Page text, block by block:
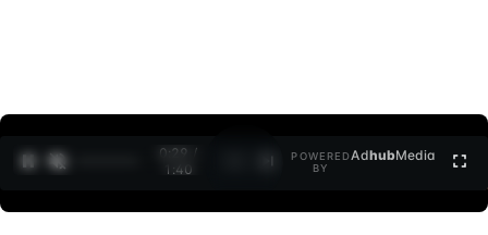
0:30 /
1:40
POWERED
BY
AdhubMedia